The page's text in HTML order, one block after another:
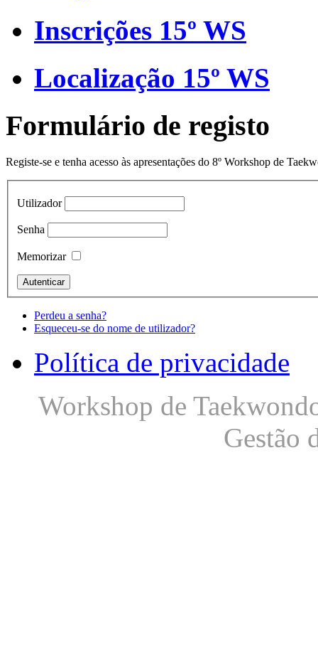
Inscrições 15º WS
Localização 15º WS
Formulário de registo
Registe-se e tenha acesso às apresentações do 8º Workshop de
Utilizador
Senha
Memorizar
Perdeu a senha?
Esqueceu-se do nome de utilizador?
Política de privacidade
Workshop de
Gestão